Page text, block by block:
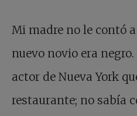
Mi madre no le contó
nuevo novio era
actor de Nueva York
restaurante; no sabía